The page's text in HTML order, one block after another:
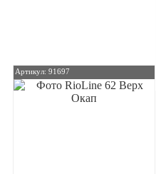
Артикул: 91697